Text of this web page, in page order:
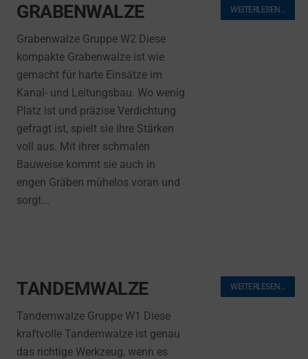
GRABENWALZE
Grabenwalze Gruppe W2 Diese
kompakte Grabenwalze ist wie
gemacht für harte Einsätze im
Kanal- und Leitungsbau. Wo wenig
Platz ist und präzise Verdichtung
gefragt ist, spielt sie ihre Stärken
voll aus. Mit ihrer schmalen
Bauweise kommt sie auch in
engen Gräben mühelos voran und
sorgt...
WEITERLESEN…
TANDEMWALZE
Tandemwalze Gruppe W1 Diese
kraftvolle Tandemwalze ist genau
das richtige Werkzeug, wenn es
WEITERLESEN…